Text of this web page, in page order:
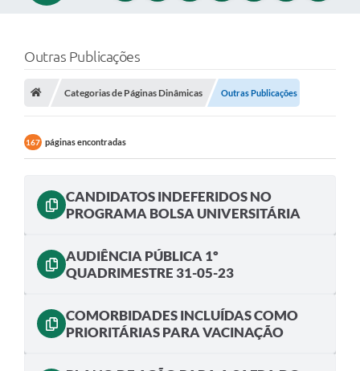
Outras Publicações
Categorias de Páginas Dinâmicas Outras Publicações
167 páginas encontradas
CANDIDATOS INDEFERIDOS NO
PROGRAMA BOLSA UNIVERSITÁRIA
AUDIÊNCIA PÚBLICA 1º
QUADRIMESTRE 31-05-23
COMORBIDADES INCLUÍDAS COMO
PRIORITÁRIAS PARA VACINAÇÃO